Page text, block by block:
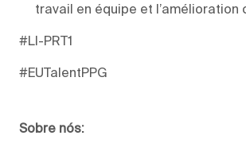
travail en équipe et l’amélioration
#LI-PRT1
#EUTalentPPG
Sobre nós: